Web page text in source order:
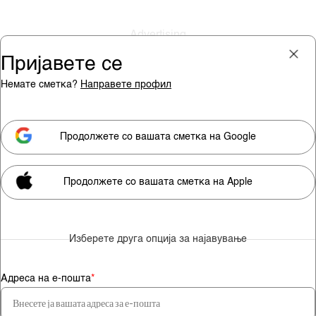
Мора да сте претплатник за
да гледате видео содржини.
Претплатете се
Пријавете се
Немате сметка? Направете профил
Продолжете со вашата сметка на Google
Продолжете со вашата сметка на Apple
Изберете друга опција за најавување
Адреса на е-пошта*